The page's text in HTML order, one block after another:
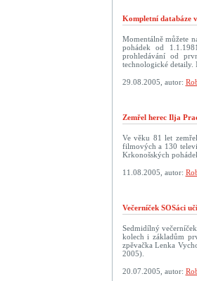
Kompletní databáze
Momentálně můžete
pohádek od
prohledávání od
technologické detaily.
29.08.2005, autor:
Zemřel herec Ilja
Ve věku 81 let
filmových a 130
Krkonošských
11.08.2005, autor:
Večerníček SOSáci
Sedmidílný
kolech i základům
zpěvačka Lenka
2005).
20.07.2005, autor: